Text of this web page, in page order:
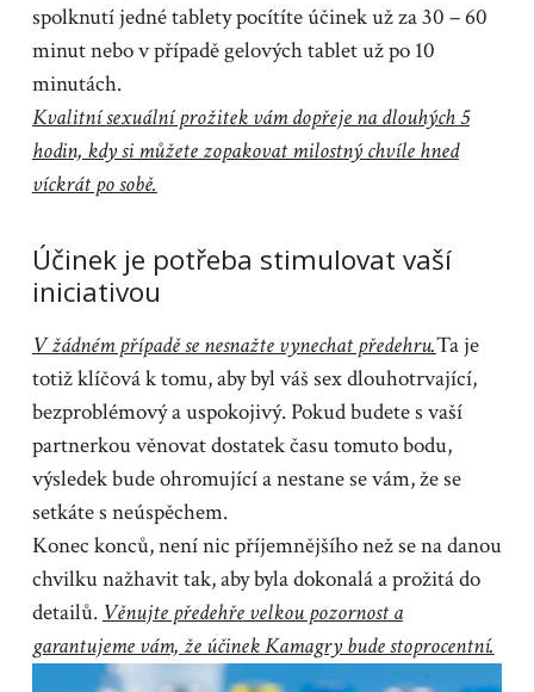
spolknutí jedné tablety pocítíte účinek už za 30 – 60
minut nebo v případě gelových tablet už po 10
minutách.
Kvalitní sexuální prožitek vám dopřeje na dlouhých 5
hodin, kdy si můžete zopakovat milostný chvíle hned
víckrát po sobě.
Účinek je potřeba stimulovat vaší
iniciativou
V žádném případě se nesnažte vynechat předehru.Ta je
totiž klíčová k tomu, aby byl váš sex dlouhotrvající,
bezproblémový a uspokojivý. Pokud budete s vaší
partnerkou věnovat dostatek času tomuto bodu,
výsledek bude ohromující a nestane se vám, že se
setkáte s neúspěchem.
Konec konců, není nic příjemnějšího než se na danou
chvilku nažhavit tak, aby byla dokonalá a prožitá do
detailů. Věnujte předehře velkou pozornost a
garantujeme vám, že účinek Kamagry bude stoprocentní.